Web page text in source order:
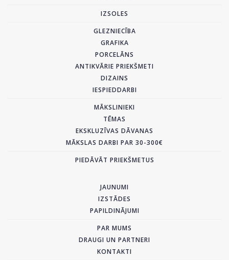
IZSOLES
GLEZNIECĪBA
GRAFIKA
PORCELĀNS
ANTIKVĀRIE PRIEKŠMETI
DIZAINS
IESPIEDDARBI
MĀKSLINIEKI
TĒMAS
EKSKLUZĪVAS DĀVANAS
MĀKSLAS DARBI PAR 30-300€
PIEDĀVĀT PRIEKŠMETUS
JAUNUMI
IZSTĀDES
PAPILDINĀJUMI
PAR MUMS
DRAUGI UN PARTNERI
KONTAKTI